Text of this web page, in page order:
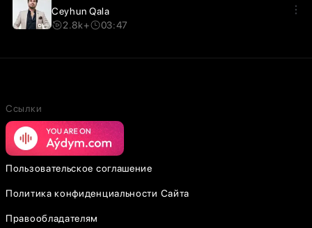
Ceyhun Qala
2.8k+
03:47
Ссылки
Пользовательское соглашение
Политика конфиденциальности Сайта
Правообладателям